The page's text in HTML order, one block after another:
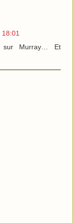
sur Murray… Et